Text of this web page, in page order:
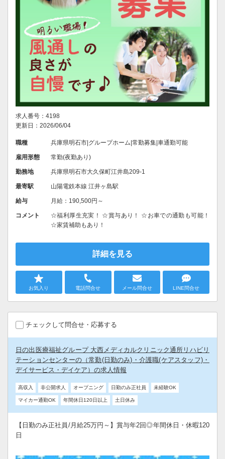
求人番号：4198
更新日：2026/06/04
職種 兵庫県明石市|グループホーム|常勤募集|車通勤可能
雇用形態 常勤(夜勤あり)
勤務地 兵庫県明石市大久保町江井島209-1
最寄駅 山陽電鉄本線 江井ヶ島駅
給与 月給：190,500円～
コメント
☆福利厚生充実！ ☆賞与あり！ ☆お車での通勤も可能！
☆家賃補助もあり！
詳細を見る
お気入り 電話問合せ メール問合せ LINE問合せ
チェックして問合せ・応募する
日の出医療福祉グループ 大西メディカルクリニック通所リハビリ
テーションセンターの（常勤(日勤のみ)・介護職(ケアスタッフ)・
デイサービス・デイケア）の求人情報
高収入 非公開求人 オープニング 日勤のみ正社員 未経験OK
マイカー通勤OK 年間休日120日以上 土日休み
【日勤のみ正社員/月給25万円～】賞与年2回◎年間休日・休暇120
日